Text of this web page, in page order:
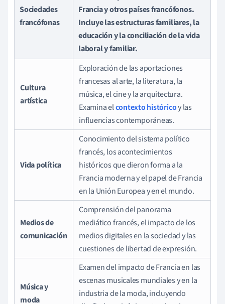
Sociedades
francófonas
Francia y otros países francófonos.
Incluye las estructuras familiares, la
educación y la conciliación de la vida
laboral y familiar.
Cultura
artística
Exploración de las aportaciones
francesas al arte, la literatura, la
música, el cine y la arquitectura.
Examina elcontexto históricoy las
influencias contemporáneas.
Vida política
Conocimiento del sistema político
francés, los acontecimientos
históricos que dieron forma a la
Francia moderna y el papel de Francia
en la Unión Europea y en el mundo.
Medios de
comunicación
Comprensión del panorama
mediático francés, el impacto de los
medios digitales en la sociedad y las
cuestiones de libertad de expresión.
Música y
moda
Examen del impacto de Francia en las
escenas musicales mundiales y en la
industria de la moda, incluyendo